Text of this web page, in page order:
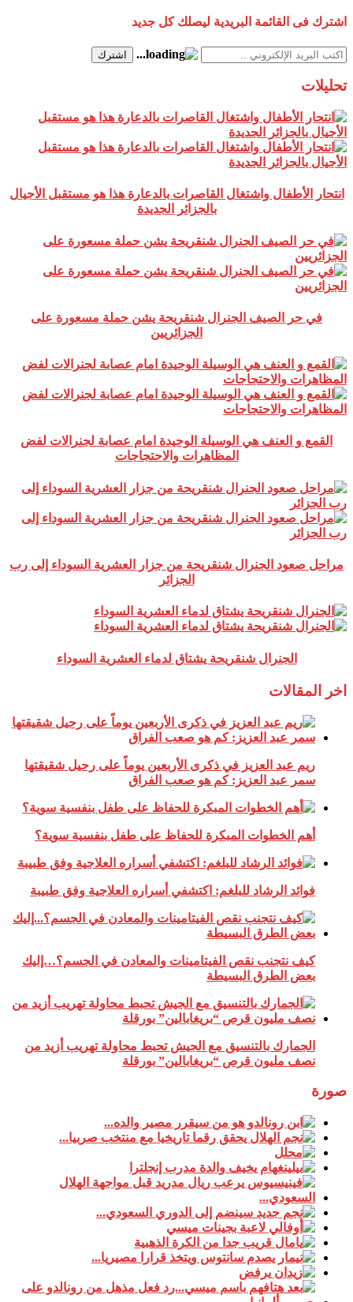
اشترك فى القائمة البريدية ليصلك كل جديد
اشترك
تحليلات
انتحار الأطفال واشتغال القاصرات بالدعارة هذا هو مستقبل الأجيال
بالجزائر الجديدة
في حر الصيف الجنرال شنقريحة يشن حملة مسعورة على
الجزائريين
القمع و العنف هي الوسيلة الوحيدة امام عصابة لجنرالات لفض
المظاهرات والاحتجاجات
مراحل صعود الجنرال شنقريحة من جزار العشرية السوداء إلى رب
الجزائر
الجنرال شنقريحة يشتاق لدماء العشرية السوداء
اخر المقالات
ريم عبد العزيز في ذكرى الأربعين يوماً على رحيل شقيقتها
سمر عبد العزيز: كم هو صعب الفراق
أهم الخطوات المبكرة للحفاظ على طفل بنفسية سوية؟
فوائد الرشاد للبلغم: اكتشفي أسراره العلاجية وفق طبيبة
كيف نتجنب نقص الفيتامينات والمعادن في الجسم؟…إليك
بعض الطرق البسيطة
الجمارك بالتنسيق مع الجيش تحبط محاولة تهريب أزيد من
نصف مليون قرص “بريغابالين” بورقلة
صورة